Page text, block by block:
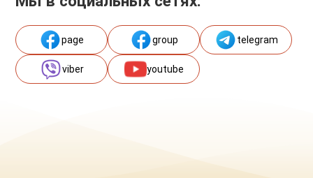
page group telegram
viber youtube